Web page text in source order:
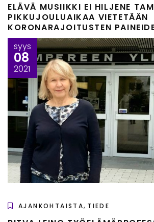
ELÄVÄ MUSIIKKI EI HILJENE
PIKKUJOULUAIKAA VIETETÄÄN
KORONARAJOITUSTEN
syys
08
2021
AJANKOHTAISTA, TIEDE